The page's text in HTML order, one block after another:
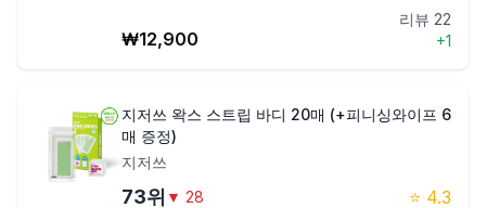
₩12,900
리뷰 22
+1
지저쓰 왁스 스트립 바디 20매 (+피니싱와이프 6
매 증정)
지저쓰
73위 ▼ 28 ⭐ 4.3